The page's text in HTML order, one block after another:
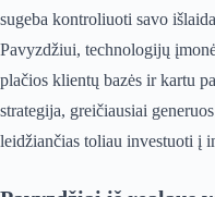
sugeba kontroliuoti savo
Pavyzdžiui, technologijų
plačios klientų bazės ir kartu
strategija, greičiausiai
leidžiančias toliau investuoti į